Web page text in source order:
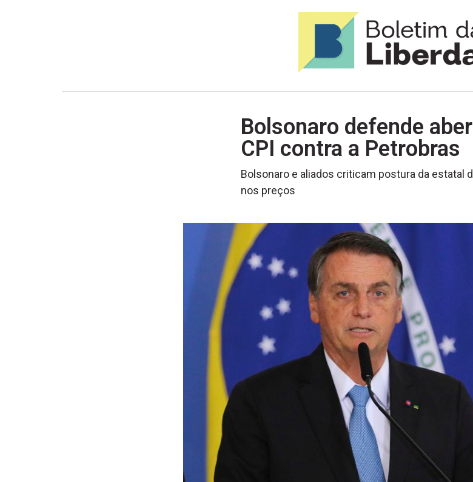
Bolsonaro defende
CPI contra a Petrobras
Bolsonaro e aliados criticam postura da estatal
nos preços